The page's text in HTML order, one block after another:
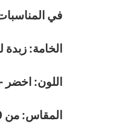
في المناسبات فهو يناسب
الخامة: زبدة
اللون:
المقاس: من 80 كيلو – 110 كيلو